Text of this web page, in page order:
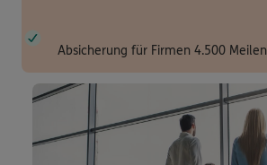
Absicherung für Firmen 4.500